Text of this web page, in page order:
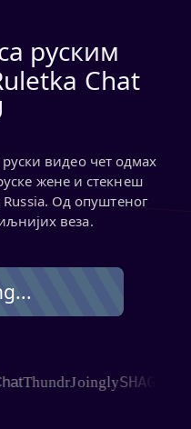
руским
Chat
видео чет одмах
жене и стекнеш
Од опуштеног
веза.
JoinglySHAGLE